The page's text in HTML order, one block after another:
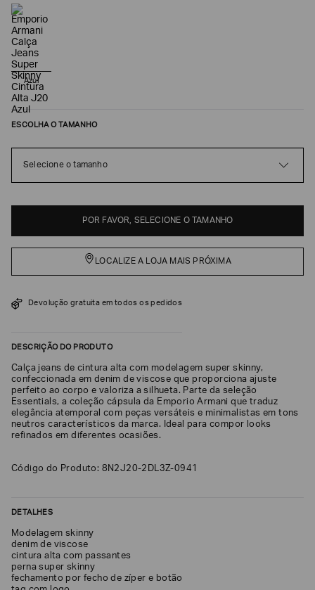
Azul
ESCOLHA O TAMANHO
Selecione o tamanho
POR FAVOR, SELECIONE O TAMANHO
LOCALIZE A LOJA MAIS PRÓXIMA
Devolução gratuita em todos os pedidos
DESCRIÇÃO DO PRODUTO
Calça jeans de cintura alta com modelagem super skinny,
confeccionada em denim de viscose que proporciona ajuste
perfeito ao corpo e valoriza a silhueta. Parte da seleção
Essentials, a coleção cápsula da Emporio Armani que traduz
elegância atemporal com peças versáteis e minimalistas em tons
neutros característicos da marca. Ideal para compor looks
refinados em diferentes ocasiões.
Código do Produto: 8N2J20-2DL3Z-0941
DETALHES
Modelagem skinny
denim de viscose
cintura alta com passantes
perna super skinny
fechamento por fecho de zíper e botão
Poderia
nos
mais
você?
DATA
DE
Estou
seguintes
Marcas
Selecionar
Giorgio
Armani
Emporio
Armani